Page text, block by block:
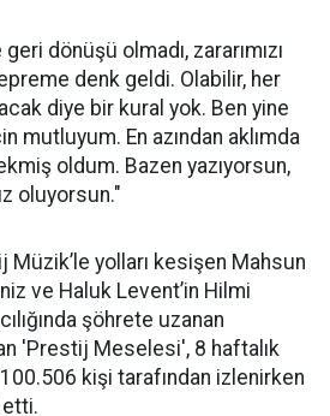
dönüşü olmadı, zararımızı
denk geldi. Olabilir, her
diye bir kural yok. Ben yine
mutluyum. En azından aklımda
oldum. Bazen yazıyorsun,
oluyorsun."
Müzik’le yolları kesişen Mahsun
ve Haluk Levent’in Hilmi
şöhrete uzanan
'Prestij Meselesi', 8 haftalık
kişi tarafından izlenirken
etti.